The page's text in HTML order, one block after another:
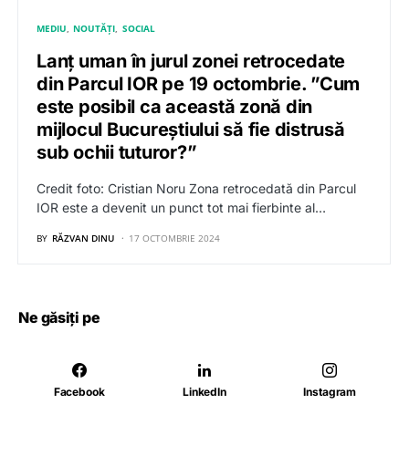
MEDIU NOUTĂȚI SOCIAL
Lanț uman în jurul zonei retrocedate
din Parcul IOR pe 19 octombrie. ”Cum
este posibil ca această zonă din
mijlocul Bucureștiului să fie distrusă
sub ochii tuturor?”
Credit foto: Cristian Noru Zona retrocedată din Parcul
IOR este a devenit un punct tot mai fierbinte al…
BY RĂZVAN DINU 17 OCTOMBRIE 2024
Ne găsiți pe
Facebook LinkedIn Instagram